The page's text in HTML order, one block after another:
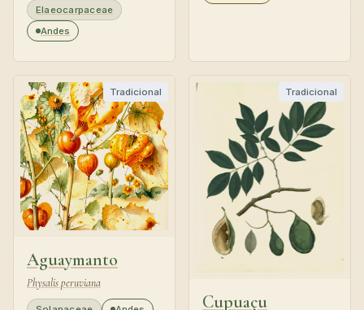
Elaeocarpaceae
Andes
Tradicional
Aguaymanto
Physalis peruviana
Tradicional
Cupuaçu